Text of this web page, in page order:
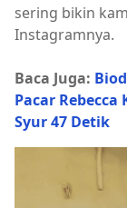
sering bikin
Instagramnya.
Baca Juga:
Pacar
Syur 47 Detik